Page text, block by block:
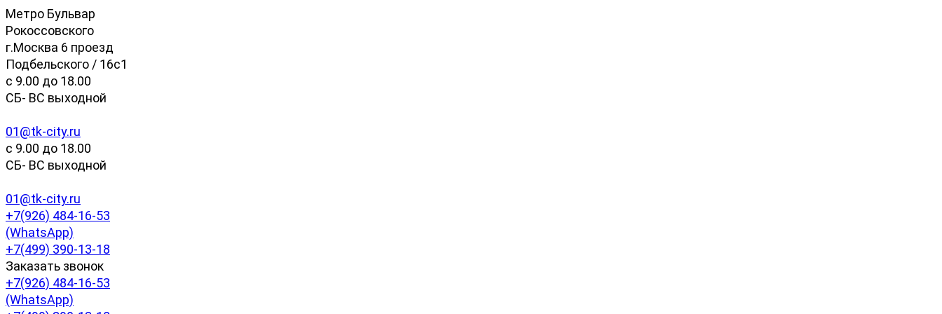
Метро Бульвар
Рокоссовского
г.Москва 6 проезд
Подбельского / 16с1
c 9.00 до 18.00
СБ- ВС выходной
01@tk-city.ru
c 9.00 до 18.00
СБ- ВС выходной
01@tk-city.ru
+7(926) 484-16-53
(WhatsApp)
+7(499) 390-13-18
Заказать звонок
+7(926) 484-16-53
(WhatsApp)